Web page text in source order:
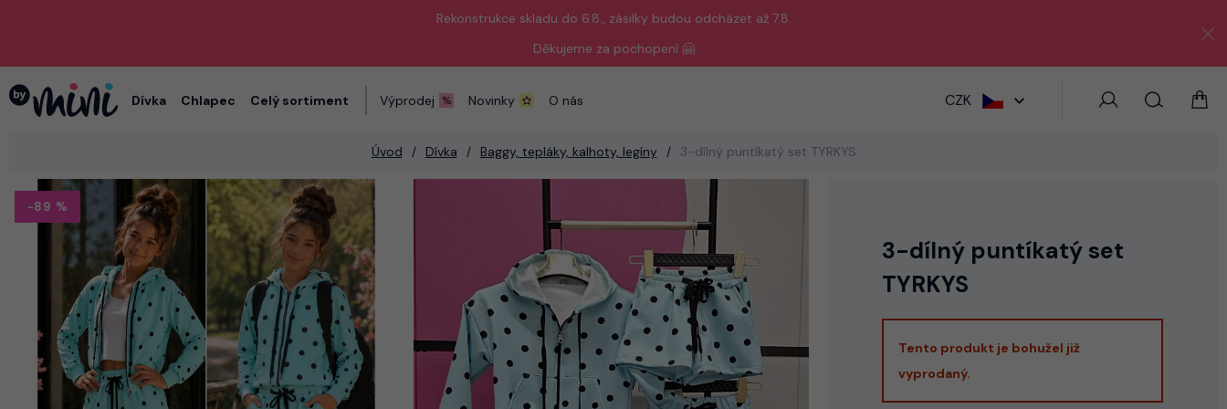
Rekonstrukce skladu do 6.8., zásilky budou odcházet až 7.8.
Děkujeme za pochopení 🤗
Dívka Chlapec Celý sortiment Výprodej Novinky O nás CZK
Úvod Dívka Baggy, tepláky, kalhoty, legíny 3-dílný puntíkatý set TYRKYS
-89
3-dílný puntíkatý set
TYRKYS
Tento produkt je bohužel již
vyprodaný.